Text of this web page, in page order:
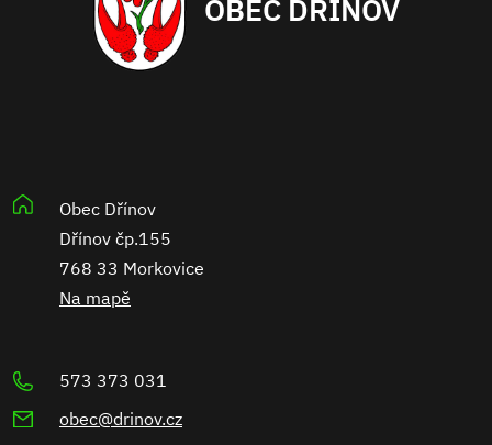
OBEC DŘÍNOV
Obec Dřínov
Dřínov čp.155
768 33 Morkovice
Na mapě
573 373 031
obec@drinov.cz